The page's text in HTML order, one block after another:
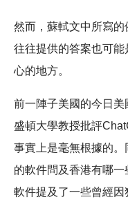
然而，蘇軾文中所寫
往往提供的答案也可
心的地方。
前一陣子美國的今日
盛頓大學教授批評
事實上是毫無根據的
的軟件問及香港有哪
軟件提及了一些曾經